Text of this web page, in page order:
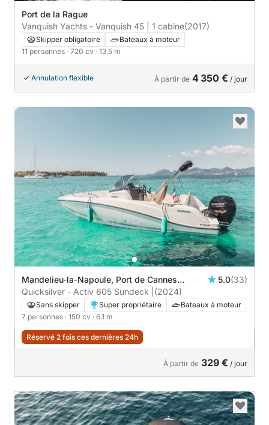
Port de la Rague
Vanquish Yachts - Vanquish 45 | 1 cabine(2017)
Skipper obligatoire
Bateaux à moteur
11 personnes · 720 cv · 13.5 m
Annulation flexible À partir de 4 350 € / jour
Mandelieu-la-Napoule, Port de Cannes
Marina
5.0(33)
Quicksilver - Activ 605 Sundeck | (2024)
Sans skipper Super propriétaire
Bateaux à moteur
7 personnes · 150 cv · 6.1 m
Réservé 2 fois ces dernières 24h
À partir de 329 € / jour